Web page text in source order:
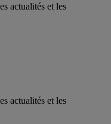
actualités et les
actualités et les